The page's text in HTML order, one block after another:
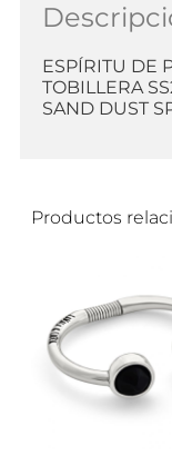
ESPÍRITU DE
TOBILLERA
SAND DUST
Productos